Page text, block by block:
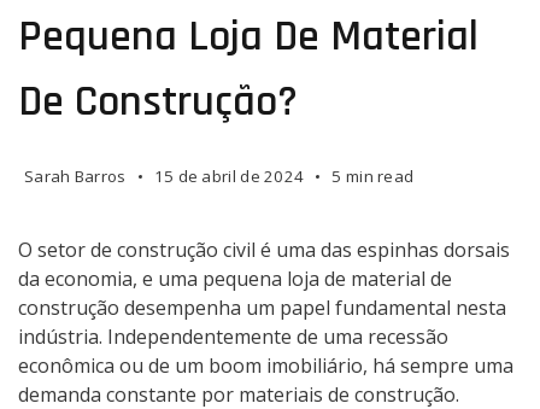
Pequena Loja De Material
De Construção?
Sarah Barros 15 de abril de 2024 5 min read
O setor de construção civil é uma das espinhas dorsais
da economia, e uma pequena loja de material de
construção desempenha um papel fundamental nesta
indústria. Independentemente de uma recessão
econômica ou de um boom imobiliário, há sempre uma
demanda constante por materiais de construção.